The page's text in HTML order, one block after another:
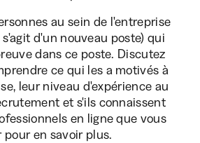
au sein de l'entreprise
d'un nouveau poste) qui
dans ce poste. Discutez
ce qui les a motivés à
leur niveau d'expérience au
et s'ils connaissent
en ligne que vous
en savoir plus.